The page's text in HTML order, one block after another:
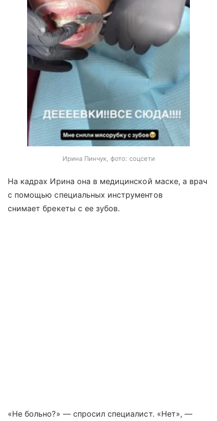
Ирина Пинчук, фото: соцсети
На кадрах Ирина она в медицинской маске, а врач
с помощью специальных инструментов
снимает брекеты с ее зубов.
«Не больно?» — спросил специалист. «Нет», —